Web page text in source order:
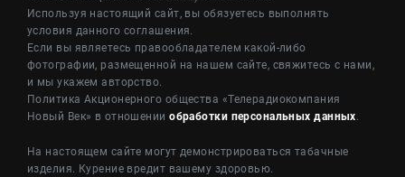
Используя настоящий сайт, вы обязуетесь выполнять
условия данного соглашения.
Если вы являетесь правообладателем какой-либо
фотографии, размещенной на нашем сайте, свяжитесь с нами,
и мы укажем авторство.
Политика Акционерного общества «Телерадиокомпания
Новый Век» в отношенииобработки персональных данных.
На настоящем сайте могут демонстрироваться табачные
изделия. Курение вредит вашему здоровью.